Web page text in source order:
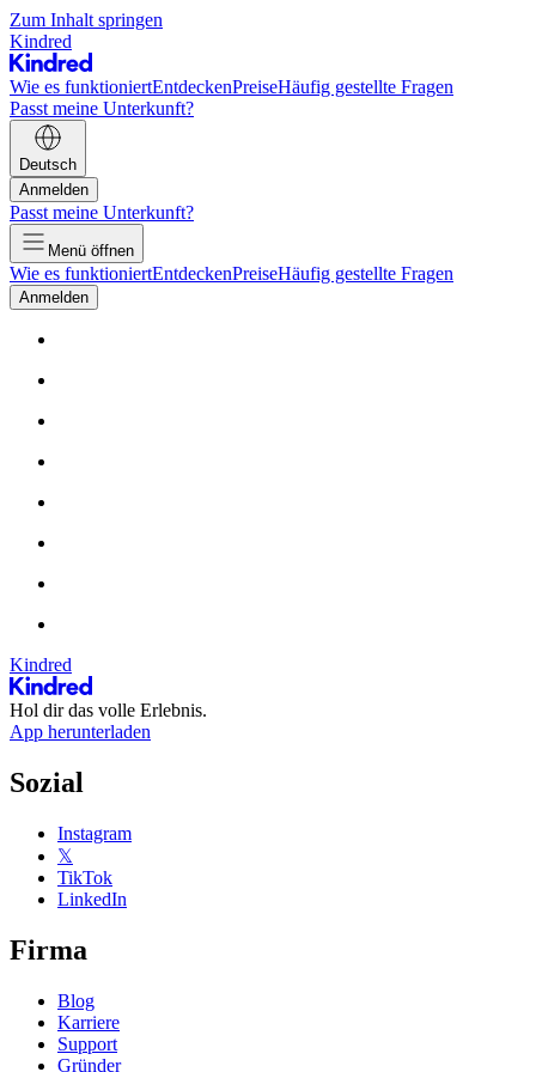
Zum Inhalt springen
Kindred
Wie es funktioniertEntdeckenPreiseHäufig gestellte Fragen
Passt meine Unterkunft?
Deutsch
Anmelden
Passt meine Unterkunft?
Menü öffnen
Wie es funktioniertEntdeckenPreiseHäufig gestellte Fragen
Anmelden
Kindred
Hol dir das volle Erlebnis.
App herunterladen
Sozial
Instagram
𝕏
TikTok
LinkedIn
Firma
Blog
Karriere
Support
Gründer